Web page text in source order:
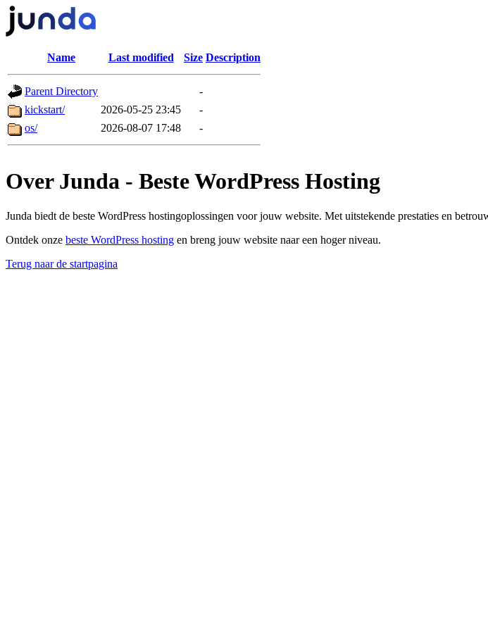
Name Last modified Size Description
Parent Directory
-
kickstart/
2026-05-25 23:45
-
os/
2026-08-07 17:48 -
Over Junda - Beste WordPress Hosting
Junda biedt de beste WordPress hostingoplossingen voor jouw website. Met uitstekende prestaties en
Ontdek onze beste WordPress hosting en breng jouw website naar een hoger niveau.
Terug naar de startpagina